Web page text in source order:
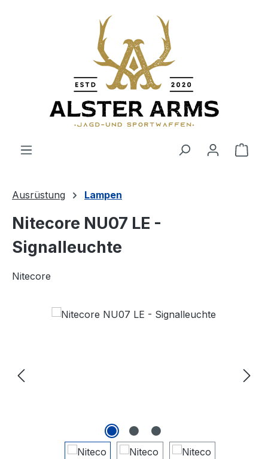
Zum Hauptinhalt springen
Ausrüstung Lampen
Nitecore NU07 LE -
Signalleuchte
Nitecore
Bildergalerie überspringen